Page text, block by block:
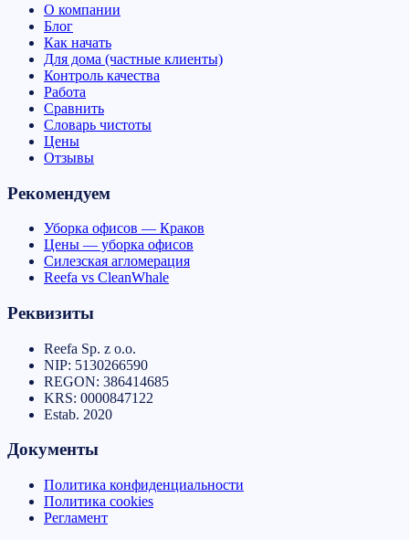
О компании
Блог
Как начать
Для дома (частные клиенты)
Контроль качества
Работа
Сравнить
Словарь чистоты
Цены
Отзывы
Рекомендуем
Уборка офисов — Краков
Цены — уборка офисов
Силезская агломерация
Reefa vs CleanWhale
Реквизиты
Reefa Sp. z o.o.
NIP: 5130266590
REGON: 386414685
KRS: 0000847122
Estab. 2020
Документы
Политика конфиденциальности
Политика cookies
Регламент